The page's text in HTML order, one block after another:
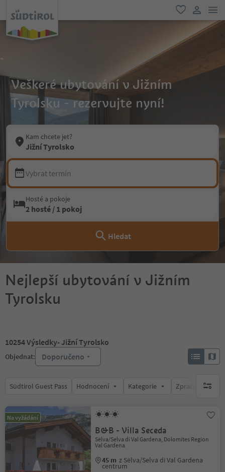
oblíbené
Veškeré ubytování v Jižním
Tyrolsku - rezervujte nyní!
Kam chcete jet?
Jižní Tyrolsko
Vybrat termín
Hosté a pokoje
2 hosté / 1 pokoj
Hledat
Nejlepší ubytování v Jižním
Tyrolsku
10254Výsledky- Jižní Tyrolsko
Objednat: Doporučeno
Südtirol Guest Pass Hodnocení Kategorie Zpracovávábrak
Na vyžádání
B&B - Villa Seceda
Sëlva/Selva di Val Gardena, Dolomites Region
Val Gardena
45 m z Sëlva/Selva di Val Gardena
centrum